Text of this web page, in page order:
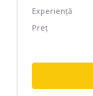
Experiență
Preț